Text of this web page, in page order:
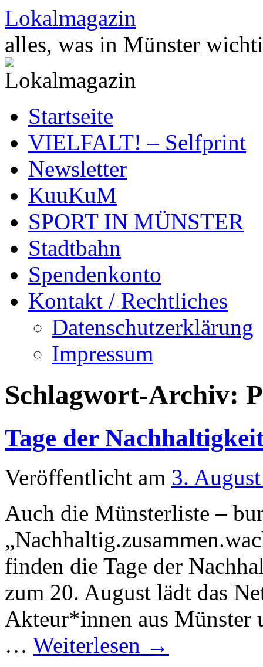
Zum
Inhalt
springen
Lokalmagazin
alles, was in Münster
Startseite
VIELFALT! – Selfprint
Newsletter
KuuKuM
SPORT IN MÜNSTER
Stadtbahn
Spendenkonto
Kontakt / Rechtliches
Datenschutzerklärung
Impressum
Schlagwort-Archiv:
Tage der
Veröffentlicht am 3.
Auch die Münsterliste –
finden die Tage der
zum 20. August lädt das
Akteur*innen aus Münster
… Weiterlesen →